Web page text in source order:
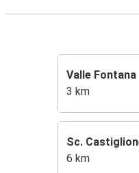
Valle Fontana
3 km
Sc.
6 km